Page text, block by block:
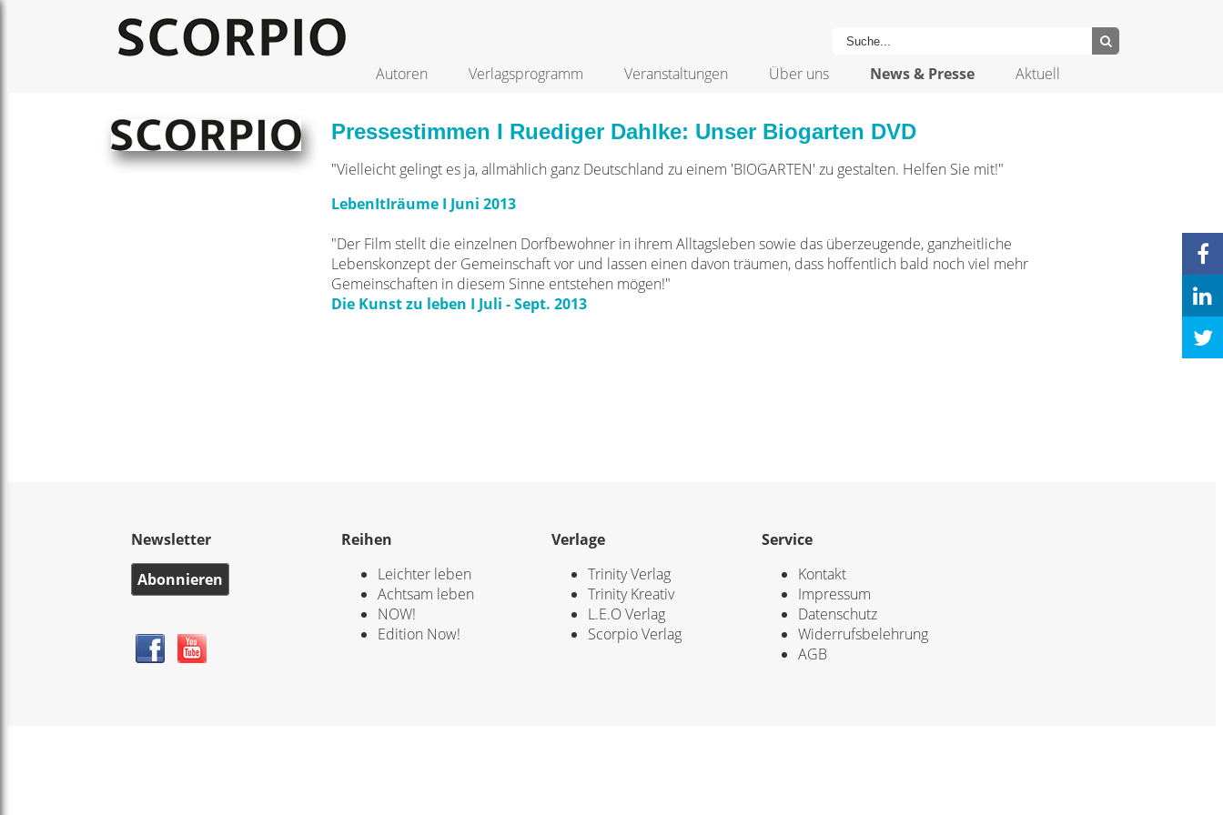
Autoren Verlagsprogramm Veranstaltungen Über uns News & Presse Aktuell
Pressestimmen I Ruediger Dahlke: Unser Biogarten DVD
"Vielleicht gelingt es ja, allmählich ganz Deutschland zu einem 'BIOGARTEN' zu gestalten. Helfen Sie mit!"
LebenItIräume I Juni 2013
"Der Film stellt die einzelnen Dorfbewohner in ihrem Alltagsleben sowie das überzeugende, ganzheitliche
Lebenskonzept der Gemeinschaft vor und lassen einen davon träumen, dass hoffentlich bald noch viel mehr
Gemeinschaften in diesem Sinne entstehen mögen!"
Die Kunst zu leben I Juli - Sept. 2013
Newsletter
Abonnieren
Reihen
Leichter leben
Achtsam leben
NOW!
Edition Now!
Verlage
Trinity Verlag
Trinity Kreativ
L.E.O Verlag
Scorpio Verlag
Service
Kontakt
Impressum
Datenschutz
Widerrufsbelehrung
AGB